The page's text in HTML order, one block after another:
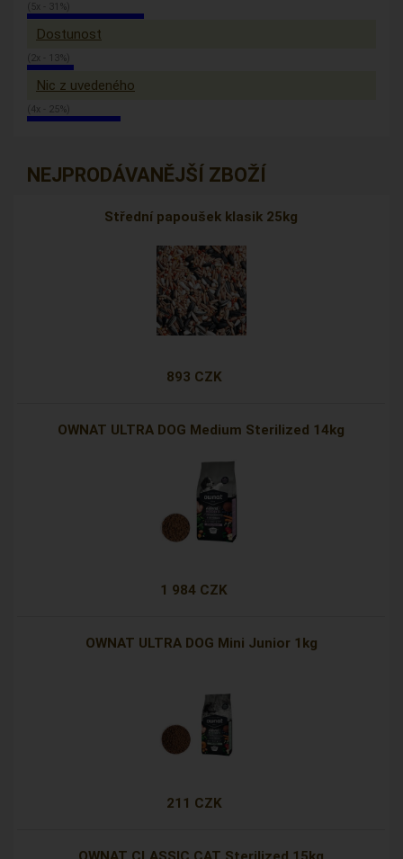
(5x - 31%)
Dostunost
(2x - 13%)
Nic z uvedeného
(4x - 25%)
NEJPRODÁVANĚJŠÍ ZBOŽÍ
Střední papoušek klasik 25kg
893 CZK
OWNAT ULTRA DOG Medium Sterilized 14kg
1 984 CZK
OWNAT ULTRA DOG Mini Junior 1kg
211 CZK